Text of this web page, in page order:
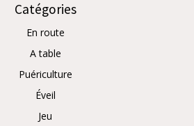
Catégories
En route
A table
Puériculture
Éveil
Jeu